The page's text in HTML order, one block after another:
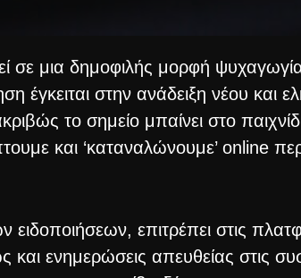
σε μια δημοφιλής μορφή
στην ανάδειξη νέου και
το σημείο μπαίνει στο
και ‘καταναλώνουμε’ online
επιτρέπει στις
ενημερώσεις απευθείας στις